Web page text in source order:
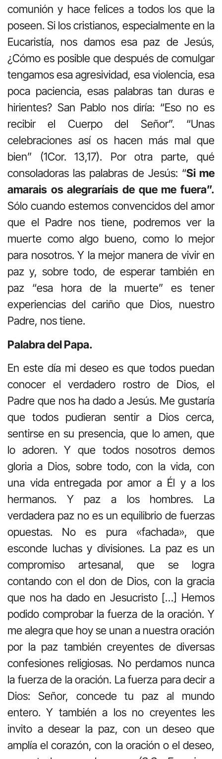
comunión y hace felices a todos los que la
poseen. Si los cristianos, especialmente en la
Eucaristía, nos damos esa paz de Jesús,
¿Cómo es posible que después de comulgar
tengamos esa agresividad, esa violencia, esa
poca paciencia, esas palabras tan duras e
hirientes? San Pablo nos diría: “Eso no es
recibir el Cuerpo del Señor”. “Unas
celebraciones así os hacen más mal que
bien” (1Cor. 13,17). Por otra parte, qué
consoladoras las palabras de Jesús: “Si me
amarais os alegraríais de que me fuera”.
Sólo cuando estemos convencidos del amor
que el Padre nos tiene, podremos ver la
muerte como algo bueno, como lo mejor
para nosotros. Y la mejor manera de vivir en
paz y, sobre todo, de esperar también en
paz “esa hora de la muerte” es tener
experiencias del cariño que Dios, nuestro
Padre, nos tiene.
Palabra del Papa.
En este día mi deseo es que todos puedan
conocer el verdadero rostro de Dios, el
Padre que nos ha dado a Jesús. Me gustaría
que todos pudieran sentir a Dios cerca,
sentirse en su presencia, que lo amen, que
lo adoren. Y que todos nosotros demos
gloria a Dios, sobre todo, con la vida, con
una vida entregada por amor a Él y a los
hermanos. Y paz a los hombres. La
verdadera paz no es un equilibrio de fuerzas
opuestas. No es pura «fachada», que
esconde luchas y divisiones. La paz es un
compromiso artesanal, que se logra
contando con el don de Dios, con la gracia
que nos ha dado en Jesucristo […] Hemos
podido comprobar la fuerza de la oración. Y
me alegra que hoy se unan a nuestra oración
por la paz también creyentes de diversas
confesiones religiosas. No perdamos nunca
la fuerza de la oración. La fuerza para decir a
Dios: Señor, concede tu paz al mundo
entero. Y también a los no creyentes les
invito a desear la paz, con un deseo que
amplía el corazón, con la oración o el deseo,